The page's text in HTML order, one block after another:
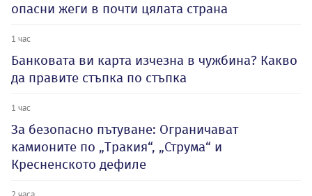
опасни жеги в почти цялата страна
1 час
Банковата ви карта изчезна в чужбина? Какво
да правите стъпка по стъпка
1 час
За безопасно пътуване: Ограничават
камионите по „Тракия“, „Струма“ и
Кресненското дефиле